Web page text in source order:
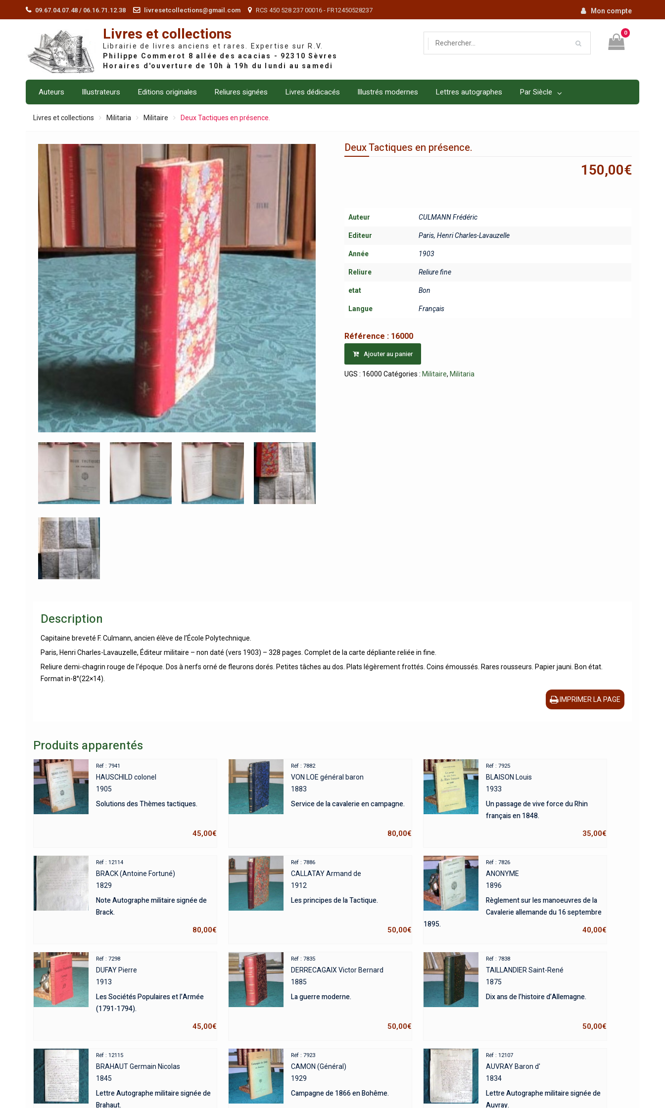
09.67.04.07.48 / 06.16.71.12.38 livresetcollections@gmail.com RCS 450 528 237 00016 - FR12450528237 Mon compte
Livres et collections
Librairie de livres anciens et rares. Expertise sur R.V.
0
Auteurs Illustrateurs Editions originales Reliures signées Livres dédicacés Illustrés modernes Lettres autographes Par Siècle
Livres et collections Militaria Militaire Deux Tactiques en présence.
Deux Tactiques en présence.
150,00€
Auteur CULMANN Frédéric
Editeur Paris, Henri Charles-Lavauzelle
Année 1903
Reliure Reliure fine
etat Bon
Langue Français
Référence : 16000
Ajouter au panier
UGS : 16000 Catégories : Militaire, Militaria
Description
Capitaine breveté F. Culmann, ancien élève de l’École Polytechnique.
Paris, Henri Charles-Lavauzelle, Éditeur militaire – non daté (vers 1903) – 328 pages. Complet de la carte dépliante reliée in fine.
Reliure demi-chagrin rouge de l’époque. Dos à nerfs orné de fleurons dorés. Petites tâches au dos. Plats légèrement frottés. Coins émoussés. Rares rousseurs. Papier jauni. Bon état.
Format in-8°(22×14).
IMPRIMER LA PAGE
Produits apparentés
Réf : 7941
HAUSCHILD colonel
1905
Solutions des Thèmes tactiques.
45,00€
Réf : 7882
VON LOE général baron
1883
Service de la cavalerie en campagne.
80,00€
Réf : 7925
BLAISON Louis
1933
Un passage de vive force du Rhin
français en 1848.
35,00€
Réf : 12114
BRACK (Antoine Fortuné)
1829
Note Autographe militaire signée de
Brack.
80,00€
Réf : 7886
CALLATAY Armand de
1912
Les principes de la Tactique.
50,00€
Réf : 7826
ANONYME
1896
Règlement sur les manoeuvres de la
Cavalerie allemande du 16 septembre
1895.
40,00€
Réf : 7298
DUFAY Pierre
1913
Les Sociétés Populaires et l’Armée
(1791-1794).
45,00€
Réf : 7835
DERRECAGAIX Victor Bernard
1885
La guerre moderne.
50,00€
Réf : 7838
TAILLANDIER Saint-René
1875
Dix ans de l’histoire d’Allemagne.
50,00€
Réf : 12115
BRAHAUT Germain Nicolas
1845
Lettre Autographe militaire signée de
Brahaut.
Réf : 7923
CAMON (Général)
1929
Campagne de 1866 en Bohême.
Réf : 12107
AUVRAY Baron d'
1834
Lettre Autographe militaire signée de
Auvray.